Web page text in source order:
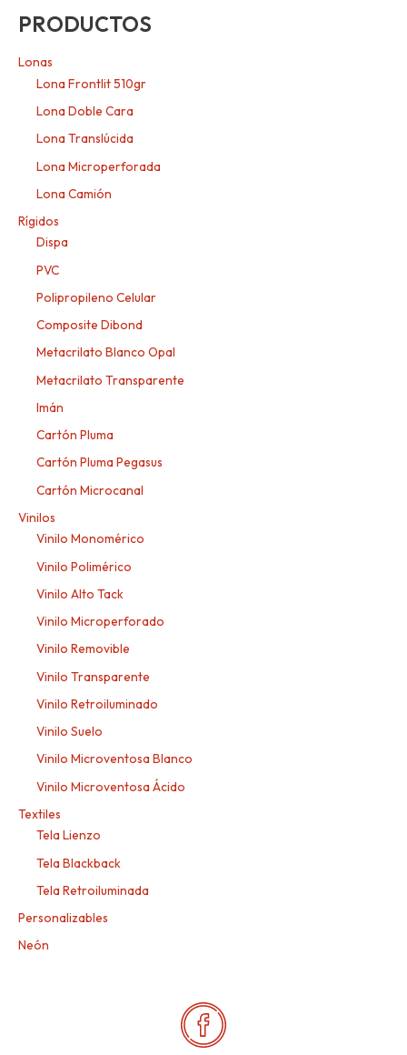
PRODUCTOS
Lonas
Lona Frontlit 510gr
Lona Doble Cara
Lona Translúcida
Lona Microperforada
Lona Camión
Rígidos
Dispa
PVC
Polipropileno Celular
Composite Dibond
Metacrilato Blanco Opal
Metacrilato Transparente
Imán
Cartón Pluma
Cartón Pluma Pegasus
Cartón Microcanal
Vinilos
Vinilo Monomérico
Vinilo Polimérico
Vinilo Alto Tack
Vinilo Microperforado
Vinilo Removible
Vinilo Transparente
Vinilo Retroiluminado
Vinilo Suelo
Vinilo Microventosa Blanco
Vinilo Microventosa Ácido
Textiles
Tela Lienzo
Tela Blackback
Tela Retroiluminada
Personalizables
Neón